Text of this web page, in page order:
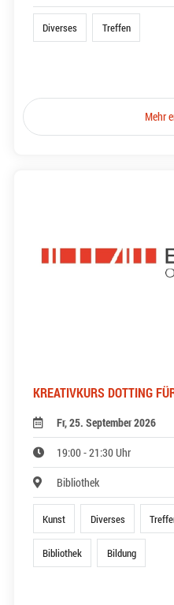
Diverses Treffen
Mehr
KREATIVKURS DOTTING
Fr, 25. September 2026
19:00 - 21:30 Uhr
Bibliothek
Kunst Diverses
Bibliothek Bildung